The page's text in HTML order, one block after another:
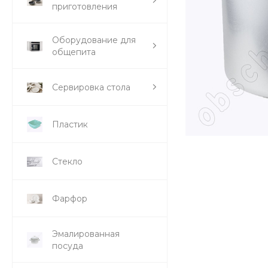
приготовления
Оборудование для
общепита
Сервировка стола
Пластик
Стекло
Фарфор
Эмалированная
посуда